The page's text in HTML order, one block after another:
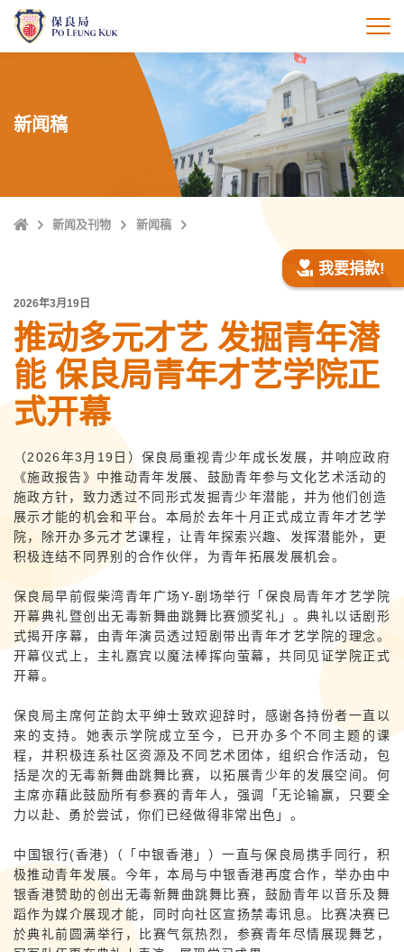
打
新闻稿
Home新闻及刊物 新闻稿
我要捐款!
2026年3月19日
推动多元才艺 发掘青年潜
能 保良局青年才艺学院正
式开幕
（2026年3月19日）保良局重视青少年成长发展，并响应政府
《施政报告》中推动青年发展、鼓励青年参与文化艺术活动的
施政方针，致力透过不同形式发掘青少年潜能，并为他们创造
展示才能的机会和平台。本局於去年十月正式成立青年才艺学
院，除开办多元才艺课程，让青年探索兴趣、发挥潜能外，更
积极连结不同界别的合作伙伴，为青年拓展发展机会。
保良局早前假柴湾青年广场Y-剧场举行「保良局青年才艺学院
开幕典礼暨创出无毒新舞曲跳舞比赛颁奖礼」。典礼以话剧形
式揭开序幕，由青年演员透过短剧带出青年才艺学院的理念。
开幕仪式上，主礼嘉宾以魔法棒挥向萤幕，共同见证学院正式
开幕。
保良局主席何芷韵太平绅士致欢迎辞时，感谢各持份者一直以
来的支持。她表示学院成立至今，已开办多个不同主题的课
程，并积极连系社区资源及不同艺术团体，组织合作活动，包
括是次的无毒新舞曲跳舞比赛，以拓展青少年的发展空间。何
主席亦藉此鼓励所有参赛的青年人，强调「无论输赢，只要全
力以赴、勇於尝试，你们已经做得非常出色」。
中国银行(香港)（「中银香港」）一直与保良局携手同行，积
极推动青年发展。今年，本局与中银香港再度合作，举办由中
银香港赞助的创出无毒新舞曲跳舞比赛，鼓励青年以音乐及舞
蹈作为媒介展现才能，同时向社区宣扬禁毒讯息。比赛决赛已
於典礼前圆满举行，比赛气氛热烈，参赛青年尽情展现舞艺，